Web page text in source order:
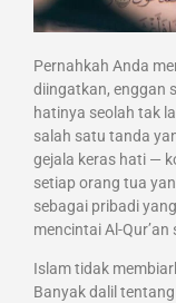
Pernahkah Anda
diingatkan, enggan
hatinya seolah tak
salah satu tanda
gejala keras hati —
setiap orang tua
sebagai pribadi
mencintai Al-
Islam tidak
Banyak dalil